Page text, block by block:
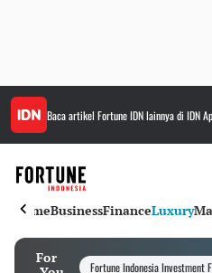
Baca artikel Fortune IDNlainnya di IDN
HomeBusinessFinanceLuxury
For
Fortune Indonesia Investment